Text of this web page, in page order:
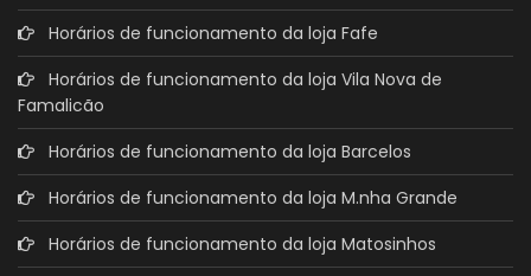
Horários de funcionamento da loja Fafe
Horários de funcionamento da loja Vila Nova de
Famalicão
Horários de funcionamento da loja Barcelos
Horários de funcionamento da loja M.nha Grande
Horários de funcionamento da loja Matosinhos